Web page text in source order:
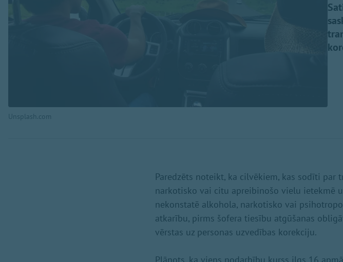
Unsplash.com
Paredzēts noteikt, ka cilvēkiem, kas sodīti
narkotisko vai citu apreibinošo vielu ietekmē
nekonstatē alkohola, narkotisko vai
atkarību, pirms šofera tiesību atgūšanas
vērstas uz personas uzvedības korekciju.
Plānots, ka viens nodarbību kurss ilgs 16